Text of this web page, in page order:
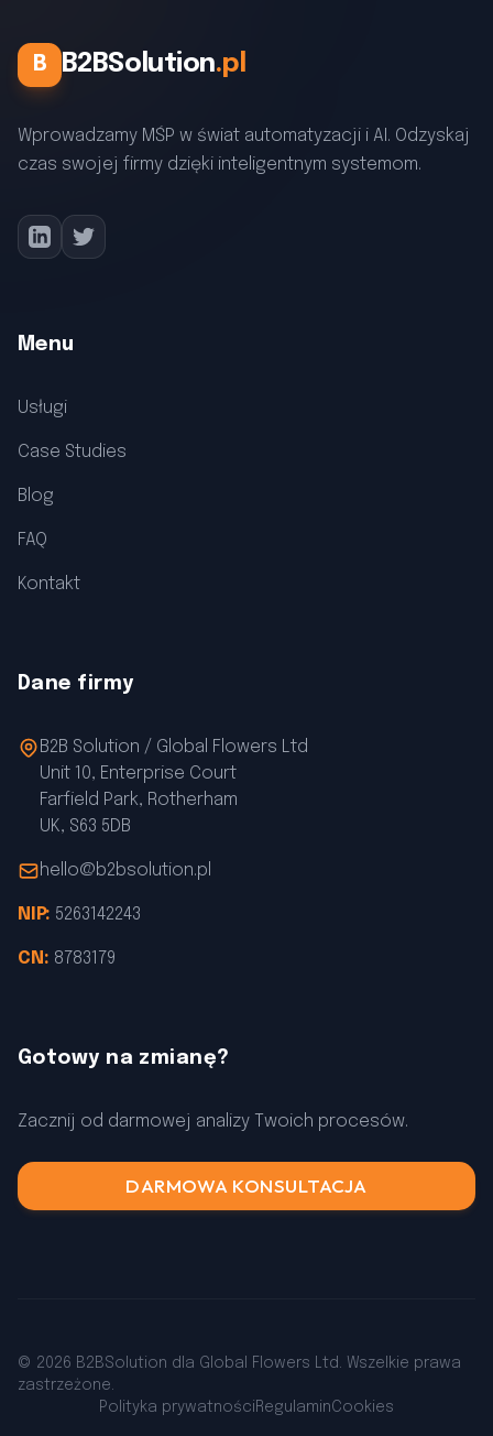
B B2BSolution.pl
Wprowadzamy MŚP w świat automatyzacji i AI. Odzyskaj
czas swojej firmy dzięki inteligentnym systemom.
Menu
Usługi
Case Studies
Blog
FAQ
Kontakt
Dane firmy
B2B Solution / Global Flowers Ltd
Unit 10, Enterprise Court
Farfield Park, Rotherham
UK, S63 5DB
hello@b2bsolution.pl
NIP: 5263142243
CN: 8783179
Gotowy na zmianę?
Zacznij od darmowej analizy Twoich procesów.
DARMOWA KONSULTACJA
© 2026 B2BSolution dla Global Flowers Ltd. Wszelkie prawa
zastrzeżone.
Polityka prywatności RegulaminCookies